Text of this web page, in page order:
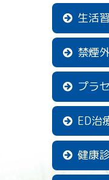
皆様のおかげで、
きました。新型コロ
続きますが、これか
ッフ一同より一層頑
お願い致します。
また、最近では当院
長くなっており、大
ております。この状
ます。決定次第お知
で宜しくお願い致しま
最後に、この1年で
胃カメラ、大腸カメ
は、お気軽に一度ご
上部消化管内視鏡検
生活
禁煙
プラ
ED治
健康